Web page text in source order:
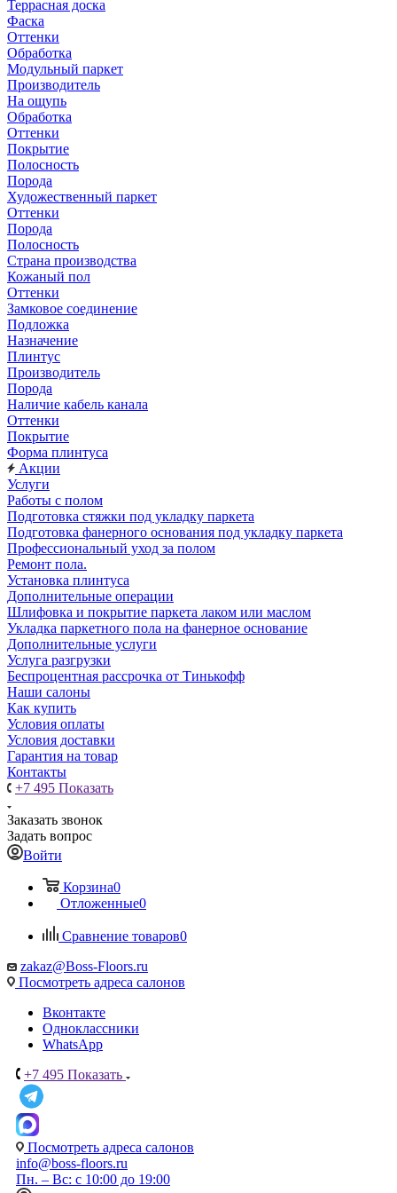
Террасная доска
Фаска
Оттенки
Обработка
Модульный паркет
Производитель
На ощупь
Обработка
Оттенки
Покрытие
Полосность
Порода
Художественный паркет
Оттенки
Порода
Полосность
Страна производства
Кожаный пол
Оттенки
Замковое соединение
Подложка
Назначение
Плинтус
Производитель
Порода
Наличие кабель канала
Оттенки
Покрытие
Форма плинтуса
Акции
Услуги
Работы с полом
Подготовка стяжки под укладку паркета
Подготовка фанерного основания под укладку паркета
Профессиональный уход за полом
Ремонт пола.
Установка плинтуса
Дополнительные операции
Шлифовка и покрытие паркета лаком или маслом
Укладка паркетного пола на фанерное основание
Дополнительные услуги
Услуга разгрузки
Беспроцентная рассрочка от Тинькофф
Наши салоны
Как купить
Условия оплаты
Условия доставки
Гарантия на товар
Контакты
+7 495 Показать
Заказать звонок
Задать вопрос
Войти
Корзина0
Отложенные0
Сравнение товаров0
zakaz@Boss-Floors.ru
Посмотреть адреса салонов
Вконтакте
Одноклассники
WhatsApp
+7 495 Показать
Посмотреть адреса салонов
info@boss-floors.ru
Пн. – Вс: с 10:00 до 19:00